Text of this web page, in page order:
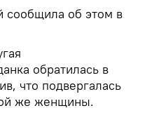
сообщила об этом в
обратилась в
что подвергалась
же женщины.